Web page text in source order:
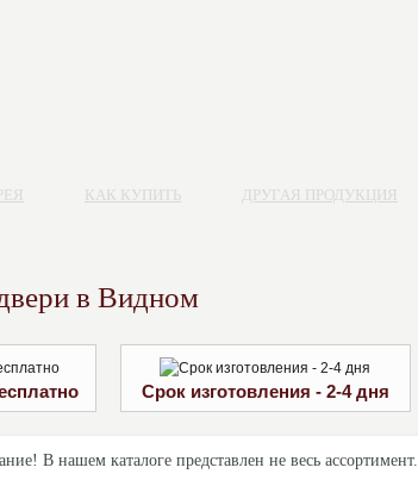
КАК КУПИТЬ ДРУГАЯ ПРОДУКЦИЯ
в Видном
Срок изготовления - 2-4 дня
В нашем каталоге представлен не весь ассортимент.